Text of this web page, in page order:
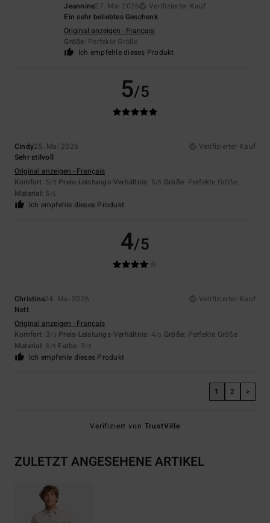
Jeannine27. Mai 2026
Verifizierter Kauf
Ein sehr beliebtes Geschenk
Original anzeigen - Français
Größe: Perfekte Größe
Ich empfehle dieses Produkt
5/5
Cindy25. Mai 2026
Verifizierter Kauf
Sehr stilvoll
Original anzeigen - Français
Komfort: 5/5 Preis-Leistungs-Verhältnis: 5/5 Größe: Perfekte Größe
Material: 5 /5
Ich empfehle dieses Produkt
4/5
Christina24. Mai 2026
Verifizierter Kauf
Nett
Original anzeigen - Français
Komfort: 3/5 Preis-Leistungs-Verhältnis: 4/5 Größe: Perfekte Größe
Material: 3 /5 Farbe: 3/5
Ich empfehle dieses Produkt
1 2 >
Verifiziert von TrustVille
ZULETZT ANGESEHENE ARTIKEL